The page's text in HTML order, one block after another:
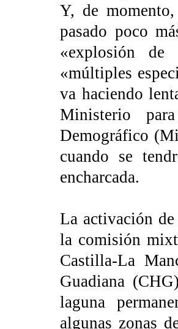
Y, de
pasado poco
«explosión
«múltiples
va haciendo
Ministerio
Demográfico
cuando se
encharcada.
La activación
la comisión
Castilla-La
Guadiana
laguna
algunas zonas